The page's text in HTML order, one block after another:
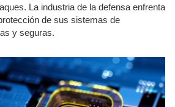
La industria de la defensa enfrenta
de sus sistemas de
y seguras.